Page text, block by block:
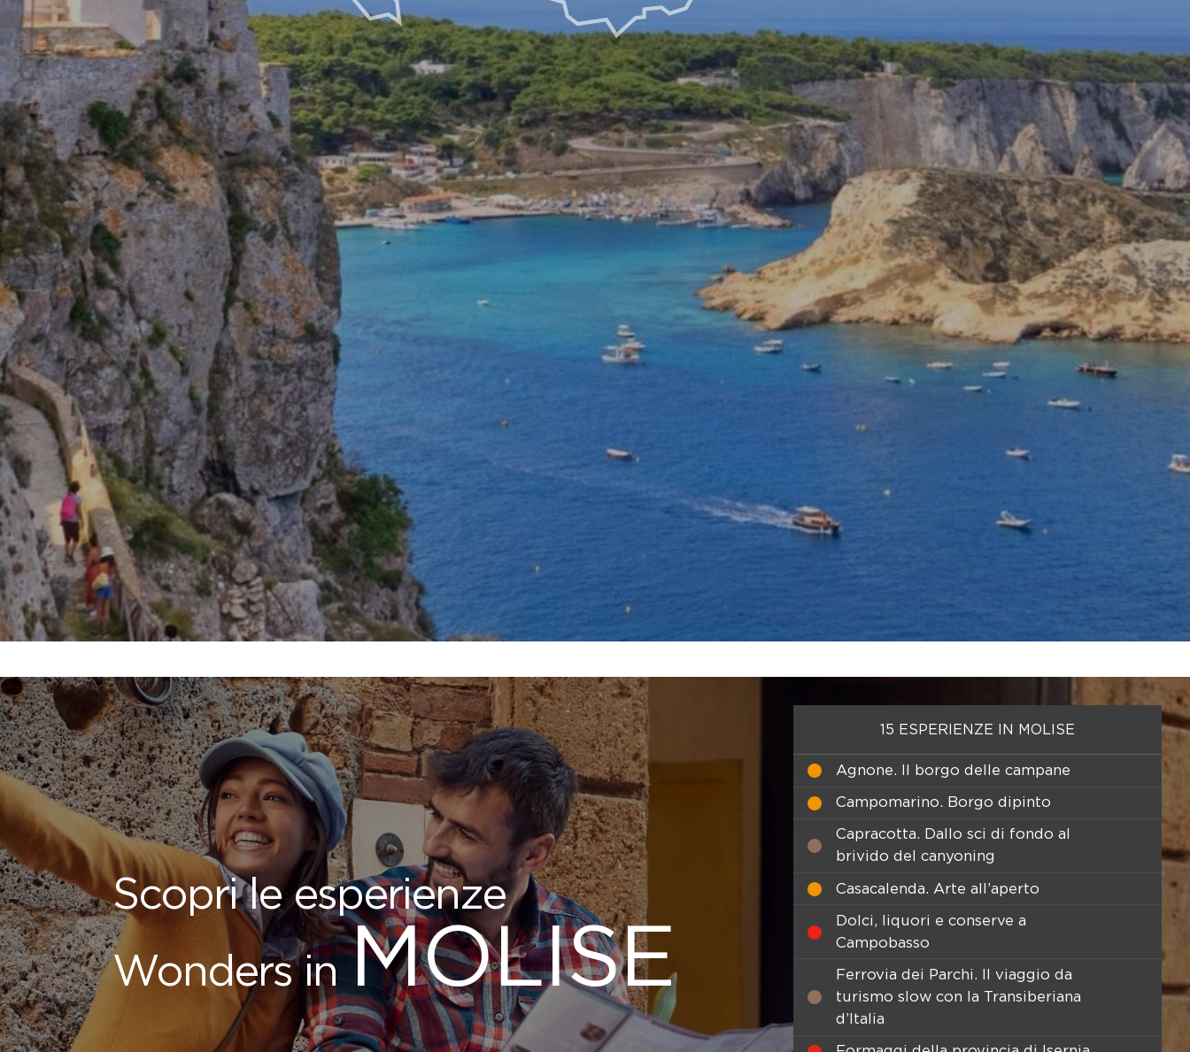
Scopri le esperienze
Wonders in MOLISE
15 ESPERIENZE IN MOLISE
Agnone. Il borgo delle campane
Campomarino. Borgo dipinto
Capracotta. Dallo sci di fondo al
brivido del canyoning
Casacalenda. Arte all’aperto
Dolci, liquori e conserve a
Campobasso
Ferrovia dei Parchi. Il viaggio da
turismo slow con la Transiberiana
d’Italia